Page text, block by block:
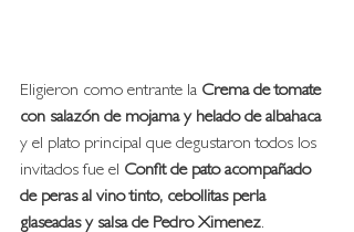
Eligieron como entrante la Crema de tomate
con salazón de mojama y helado de albahaca
y el plato principal que degustaron todos los
invitados fue el Confit de pato acompañado
de peras al vino tinto, cebollitas perla
glaseadas y salsa de Pedro Ximenez.